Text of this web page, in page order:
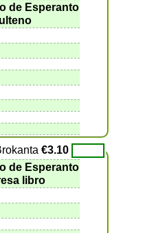
de Esperanto
€3.10
de Esperanto
libro